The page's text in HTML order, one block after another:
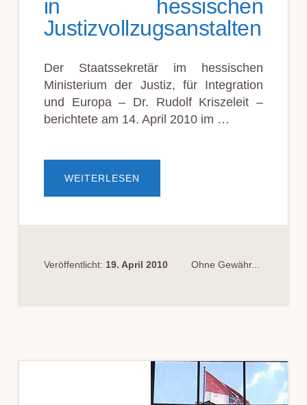
in hessischen
Justizvollzugsanstalten
Der Staatssekretär im hessischen
Ministerium der Justiz, für Integration
und Europa – Dr. Rudolf Kriszeleit –
berichtete am 14. April 2010 im …
WEITERLESEN
HESSISCHEN
Veröffentlicht: 19. April 2010 Ohne Gewähr...